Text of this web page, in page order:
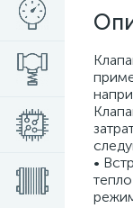
•